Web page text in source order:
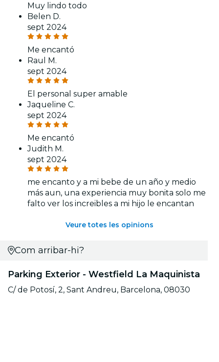
Muy lindo todo
Belen D.
sept 2024
Me encantó
Raul M.
sept 2024
El personal super amable
Jaqueline C.
sept 2024
Me encantó
Judith M.
sept 2024
me encanto y a mi bebe de un año y medio
más aun, una experiencia muy bonita solo me
falto ver los increibles a mi hijo le encantan
Veure totes les opinions
Com arribar-hi?
Parking Exterior - Westfield La Maquinista
C/ de Potosí, 2, Sant Andreu, Barcelona, 08030